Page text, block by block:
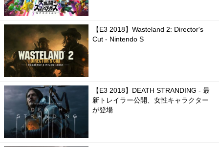
【E3 2018】Wasteland 2: Director's
Cut - Nintendo S
【E3 2018】DEATH STRANDING - 最
新トレイラー公開、女性キャラクター
が登場